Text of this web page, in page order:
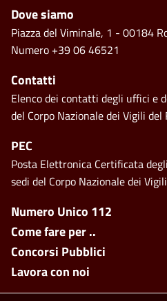
Footer side menu
Numero Unico 112
Come fare per ..
Concorsi Pubblici
Lavora con noi
Piè di pagina
Dove siamo
Piazza del Viminale, 1 - 00184
Numero +39 06 46521
Contatti
Elenco dei contatti degli uffici e
del Corpo Nazionale dei Vigili del
PEC
Posta Elettronica Certificata
sedi del Corpo Nazionale dei